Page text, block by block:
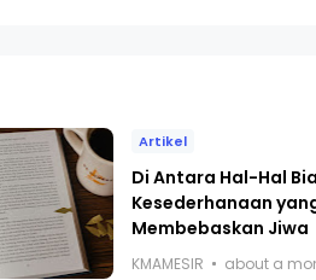
Artikel
Di Antara Hal-Hal
Kesederhanaan
Membebaskan Jiwa
KMAMESIR about a